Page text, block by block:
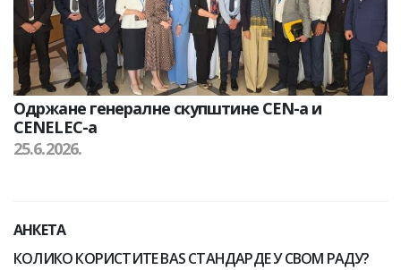
Одржане генералне скупштине CEN-а и
CENELEC-а
25.6.2026.
АНКЕТА
КОЛИКО КОРИСТИТЕ BAS СТАНДАРДЕ У СВОМ РАДУ?